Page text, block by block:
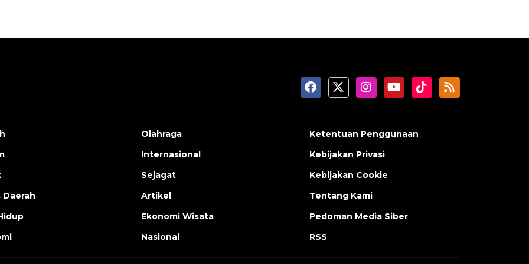
Olahraga
Internasional
Sejagat
Artikel
Ekonomi Wisata
Nasional
Ketentuan Penggunaan
Kebijakan Privasi
Kebijakan Cookie
Tentang Kami
Pedoman Media Siber
RSS